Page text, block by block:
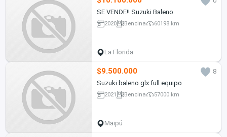
SE VENDE!! Suzuki Baleno
2020 Bencina 60198 km
La Florida
$9.500.000
8
Suzuki baleno glx full equipo
2021 Bencina 57000 km
Maipú